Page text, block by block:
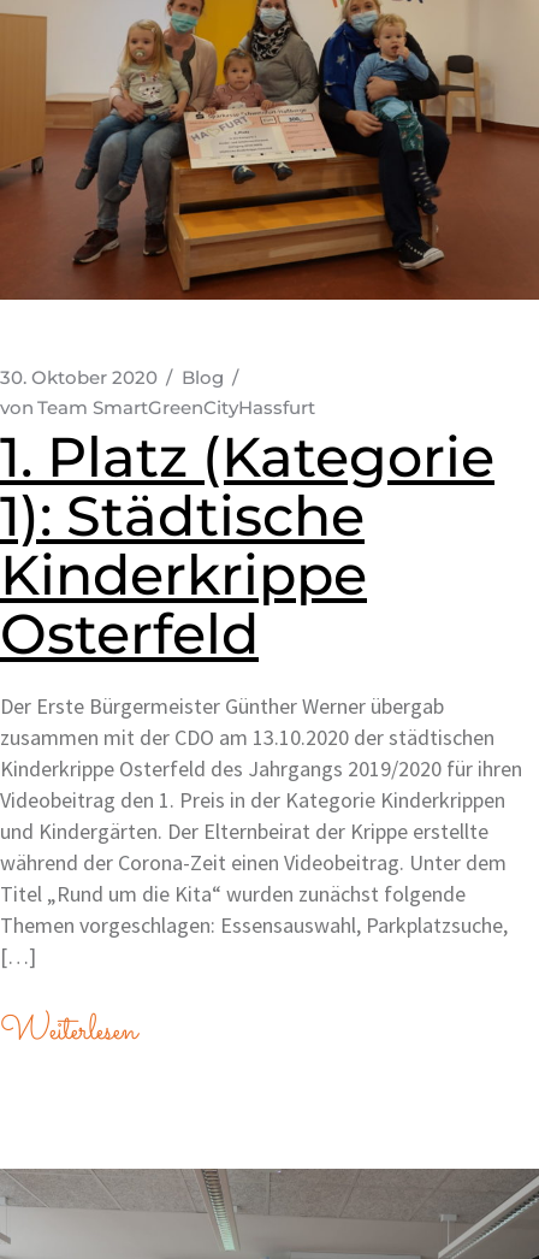
30. Oktober 2020
Blog
von Team SmartGreenCityHassfurt
1. Platz (Kategorie
1): Städtische
Kinderkrippe
Osterfeld
Der Erste Bürgermeister Günther Werner übergab
zusammen mit der CDO am 13.10.2020 der städtischen
Kinderkrippe Osterfeld des Jahrgangs 2019/2020 für ihren
Videobeitrag den 1. Preis in der Kategorie Kinderkrippen
und Kindergärten. Der Elternbeirat der Krippe erstellte
während der Corona-Zeit einen Videobeitrag. Unter dem
Titel „Rund um die Kita“ wurden zunächst folgende
Themen vorgeschlagen: Essensauswahl, Parkplatzsuche,
[…]
Weiterlesen